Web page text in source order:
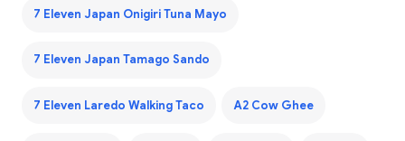
7 Eleven Japan Onigiri Tuna Mayo
7 Eleven Japan Tamago Sando
7 Eleven Laredo Walking Taco A2 Cow Ghee